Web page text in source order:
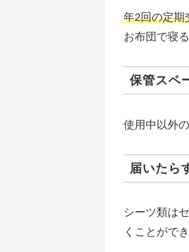
年2回の定期
お布団で寝
保管スペ
使用中以外
届いたら
シーツ類は
くことができ